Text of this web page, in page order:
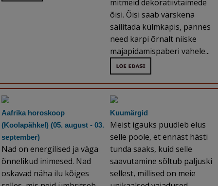
mitmeid dekoratiivtaimede
õisi. Õisi saab värskena
säilitada külmkapis, pannes
need karpi õrnalt niiske
majapidamispaberi vahele...
Aafrika horoskoop
(Koolapähkel) (05. august - 03.
september)
Nad on energilised ja väga
õnnelikud inimesed. Nad
oskavad näha ilu kõiges
Kuumärgid
Meist igaüks püüdleb elus
selle poole, et ennast hästi
tunda saaks, kuid selle
saavutamine sõltub paljuski
sellest, millised on meie